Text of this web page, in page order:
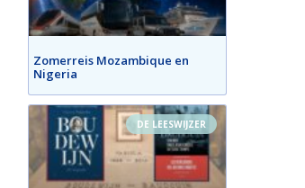
Zomerreis Mozambique en
Nigeria
DE LEESWIJZER